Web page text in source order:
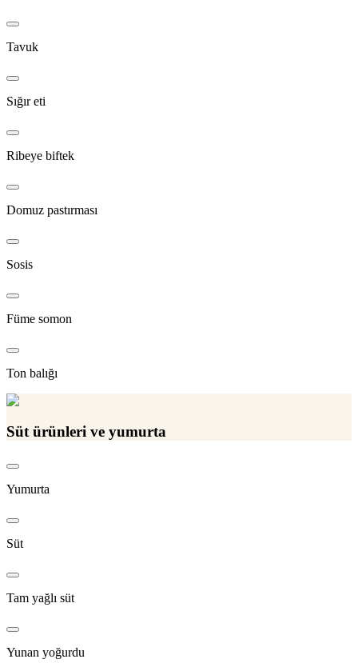
Tavuk
Sığır eti
Ribeye biftek
Domuz pastırması
Sosis
Füme somon
Ton balığı
Süt ürünleri ve yumurta
Yumurta
Süt
Tam yağlı süt
Yunan yoğurdu